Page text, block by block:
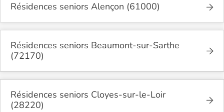
Résidences seniors Alençon (61000)
Résidences seniors Beaumont-sur-Sarthe
(72170)
Résidences seniors Cloyes-sur-le-Loir
(28220)